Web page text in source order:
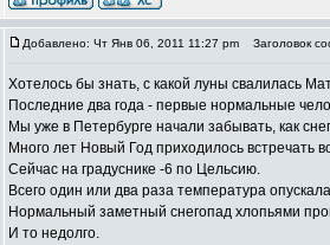
Добавлено: Чт Янв 06, 2011 11:27 pm Заголовок
Хотелось бы знать, с какой луны свалилась
Последние два года - первые нормальные
Мы уже в Петербурге начали забывать, как
Много лет Новый Год приходилось встречать
Сейчас на градуснике -6 по Цельсию.
Всего один или два раза температура
Нормальный заметный снегопад хлопьями
И то недолго.